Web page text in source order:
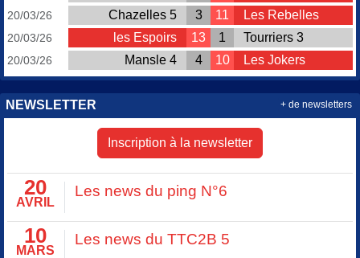
20/03/26 Chazelles 5 3 11 Les Rebelles
20/03/26 les Espoirs 13 1 Tourriers 3
20/03/26 Mansle 4 4 10 Les Jokers
NEWSLETTER
Inscription à la newsletter
20
AVRIL
Les news du ping N°6
10
MARS
Les news du TTC2B 5
+ de newsletters